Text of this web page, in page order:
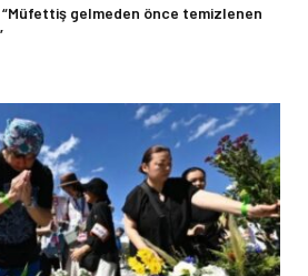
“Müfettiş gelmeden önce temizlenen